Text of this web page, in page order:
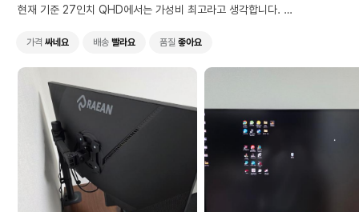
현재 기준 27인치 QHD에서는 가성비 최고라고 생각합니다.
유일하게 스피커 음질이 별로이지만 못들어줄 정도는 아니네요.
가격 싸네요 배송 빨라요 품질 좋아요